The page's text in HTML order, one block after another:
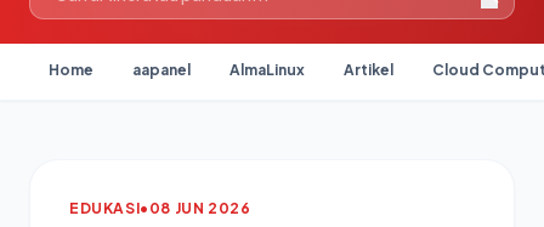
Home aapanel AlmaLinux Artikel Cloud
EDUKASI• 08 JUN 2026